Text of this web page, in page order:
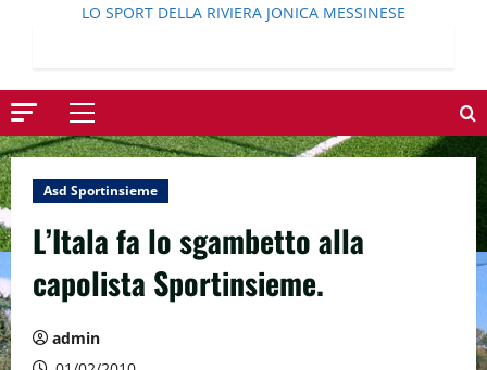
LO SPORT DELLA RIVIERA JONICA MESSINESE
Menu
principale
Asd Sportinsieme
L’Itala fa lo sgambetto alla
capolista Sportinsieme.
admin